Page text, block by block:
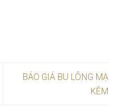
BÁO GIÁ BU LÔNG MẠ
KẼM